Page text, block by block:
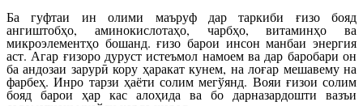
Ба гуфтаи ин олими маъруф дар таркиби ғизо бояд
ангиштобҳо, аминокислотаҳо, чарбҳо, витаминҳо ва
микроэлементҳо бошанд. ғизо барои инсон манбаи энергия
аст. Агар ғизоро дуруст истеъмол намоем ва дар баробари он
ба андозаи зарурӣ кору ҳаракат кунем, на лоғар мешавему на
фарбеҳ. Инро тарзи ҳаёти солим мегўянд. Вояи ғизои солим
бояд барои ҳар кас алоҳида ва бо дарназардошти вазъи